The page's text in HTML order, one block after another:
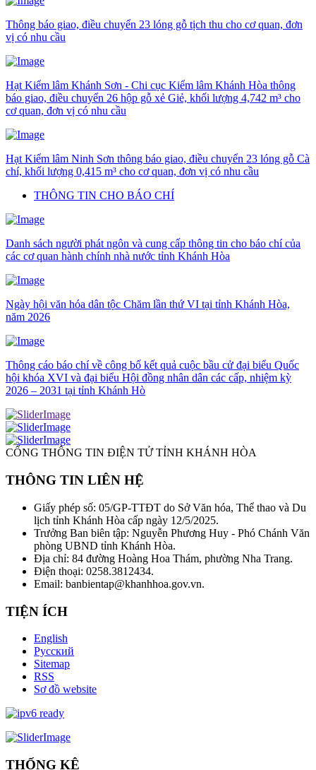
Thông báo giao, điều chuyển 23 lóng gỗ tịch thu cho cơ quan, đơn
vị có nhu cầu
Hạt Kiểm lâm Khánh Sơn - Chi cục Kiểm lâm Khánh Hòa thông
báo giao, điều chuyển 26 hộp gỗ xẻ Giẻ, khối lượng 4,742 m³ cho
cơ quan, đơn vị có nhu cầu
Hạt Kiểm lâm Ninh Sơn thông báo giao, điều chuyển 23 lóng gỗ Cà
chí, khối lượng 0,415 m³ cho cơ quan, đơn vị có nhu cầu
THÔNG TIN CHO BÁO CHÍ
Danh sách người phát ngôn và cung cấp thông tin cho báo chí của
các cơ quan hành chính nhà nước tỉnh Khánh Hòa
Ngày hội văn hóa dân tộc Chăm lần thứ VI tại tỉnh Khánh Hòa,
năm 2026
Thông cáo báo chí về công bố kết quả cuộc bầu cử đại biểu Quốc
hội khóa XVI và đại biểu Hội đồng nhân dân các cấp, nhiệm kỳ
2026 – 2031 tại tỉnh Khánh Hò
CỔNG THÔNG TIN ĐIỆN TỬ TỈNH KHÁNH HÒA
THÔNG TIN LIÊN HỆ
Giấy phép số: 05/GP-TTĐT do Sở Văn hóa, Thể thao và Du
lịch tỉnh Khánh Hòa cấp ngày 12/5/2025.
Trưởng Ban biên tập: Nguyễn Phương Huy - Phó Chánh Văn
phòng UBND tỉnh Khánh Hòa.
Địa chỉ: 84 đường Hoàng Hoa Thám, phường Nha Trang.
Điện thoại: 0258.3812434.
Email: banbientap@khanhhoa.gov.vn.
TIỆN ÍCH
English
Русский
Sitemap
RSS
Sơ đồ website
THỐNG KÊ